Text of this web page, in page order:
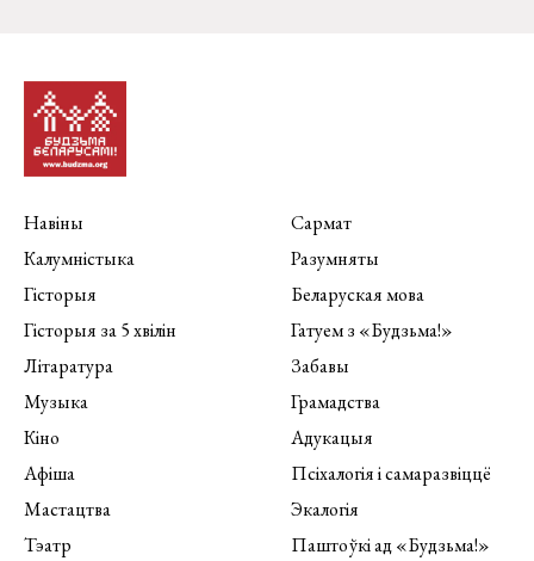
Навіны
Калумністыка
Гісторыя
Гісторыя за 5 хвілін
Літаратура
Музыка
Кіно
Афіша
Мастацтва
Тэатр
Сармат
Разумняты
Беларуская мова
Гатуем з «Будзьма!»
Забавы
Грамадства
Адукацыя
Псіхалогія і самаразвіццё
Экалогія
Паштоўкі ад «Будзьма!»